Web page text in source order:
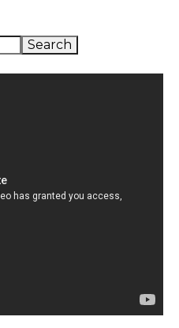
Search